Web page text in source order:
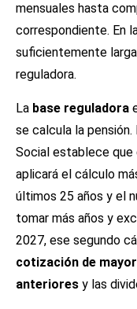
mensuales hasta
correspondiente. En
suficientemente
reguladora.
La base reguladora
se calcula la
Social establece
aplicará el cálculo
últimos 25 años y el
tomar más años y
2027, ese segundo
cotización de
anteriores y las